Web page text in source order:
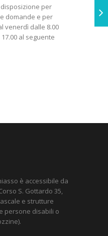
per
domande e per
venerdì dalle 8.00
al seguente
è accessibile da
S. Gottardo 35,
e strutture
persone disabili o